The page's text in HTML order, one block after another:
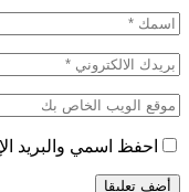
احفظ اسمي والبريد